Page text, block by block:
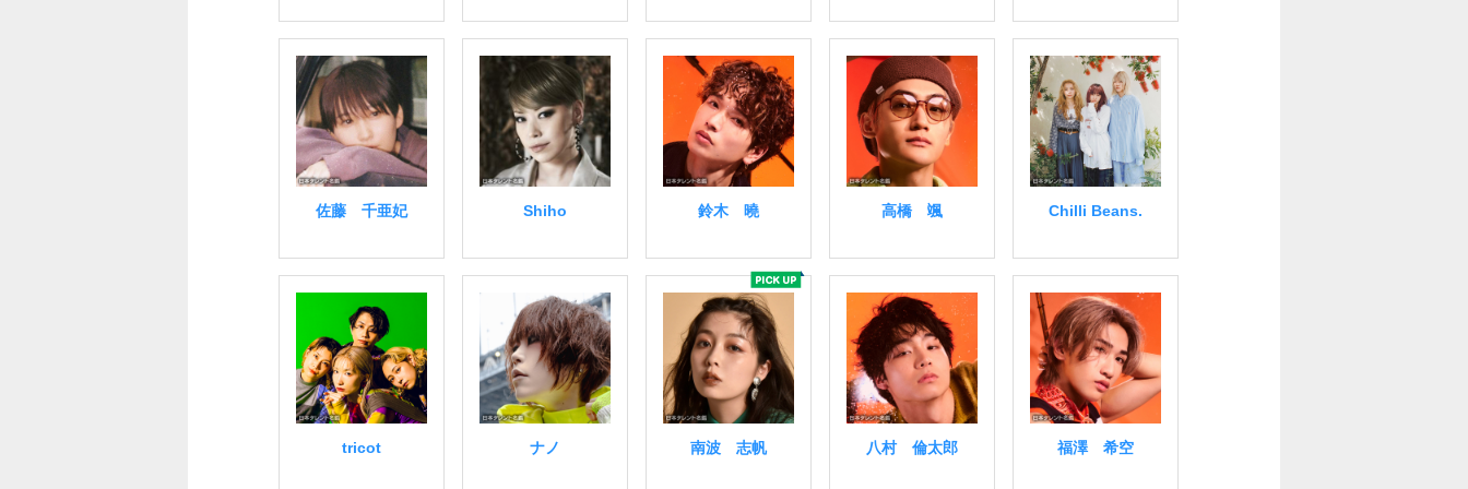
佐藤 千亜妃 Shiho 鈴木 曉 高橋 颯 Chilli Beans.
tricot ナノ 南波 志帆 八村 倫太郎 福澤 希空